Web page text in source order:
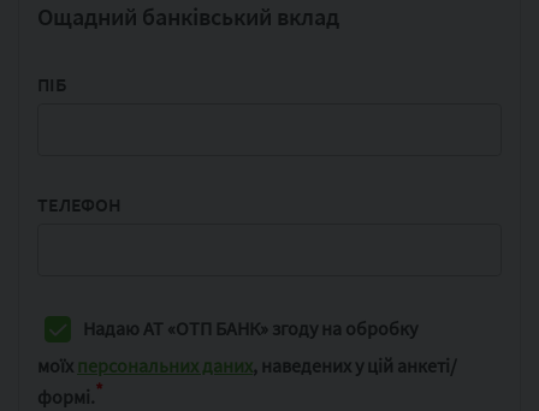
Ощадний банківський вклад
ПІБ
ТЕЛЕФОН
Надаю АТ «ОТП БАНК» згоду на обробку
моїх персональних даних, наведених у цій анкеті/
формі.*